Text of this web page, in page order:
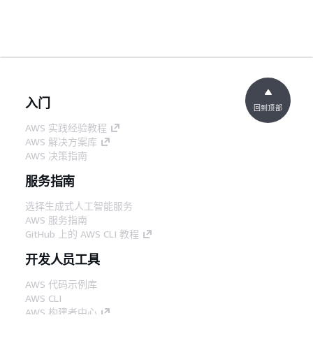
入门
AWS 实践经验教程
AWS 解决方案库
AWS 决策指南
服务指南
选择生成式人工智能服务
AWS 服务指南
GitHub 上的 AWS CLI 教程
开发人员工具
AWS 代码示例库
AWS CLI
AWS 构建者中心
回到顶部